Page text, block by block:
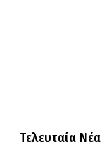
Τελευταία Νέα